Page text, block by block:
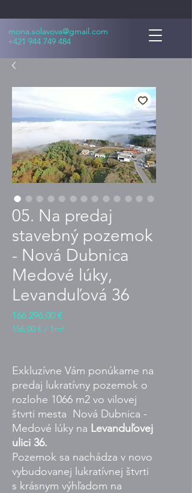
mona.solavova@gmail.com
+421 944 749 484
05. Na predaj
stavebný pozemok
- Nová Dubnica
Medové lúky,
Levanduľová 36
166 296,00 €
156,00 € / 1m²
metr
čtvereční
Exkluzívne Vám ponúkame na
predaj lukratívny pozemok o
rozlohe 1066 m2 vo vilovej
štvrti mesta Nová Dubnica -
Medové lúky na Levanduľovej
ulici 36.
Pozemok sa nachádza v novo
vybudovanej lukratívnej štvrti
s krásnym výhľadom na